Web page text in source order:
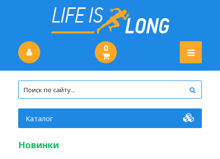
0
Каталог
Новинки